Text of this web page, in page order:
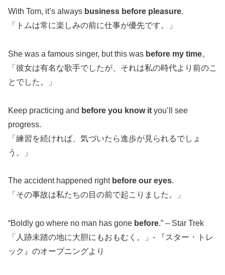
With Tom, it’s always business before pleasure.
「トムは常に楽しみの前に仕事が優先です。」
She was a famous singer, but this was before my time。
「彼女は有名な歌手でしたが、それは私の時代より前のこ
とでした。」
Keep practicing and before you know it you’ll see
progress.
「練習を続ければ、気づいたら進歩が見られるでしょ
う。」
The accident happened rightbefore our eyes.
「その事故は私たちの目の前で起こりました。」
“Boldly go where no man has gone before.” – Star Trek
「人跡未踏の地に大胆にもおもむく。」- 『スター・トレ
ック』のオープニングより